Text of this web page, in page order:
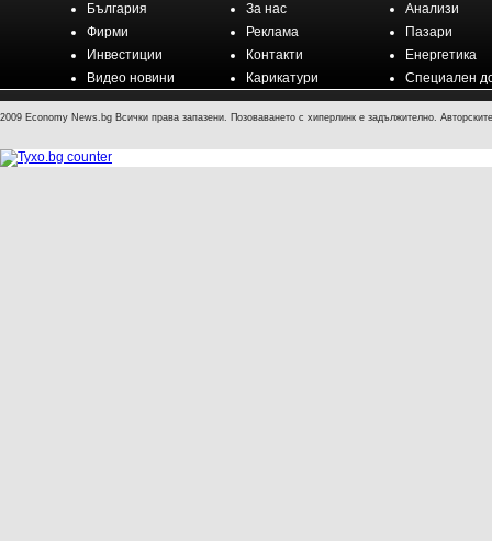
България
За нас
Анализи
Фирми
Реклама
Пазари
Инвестиции
Контакти
Енергетика
Видео новини
Карикатури Специален
2009 Economy News.bg Всички права запазени. Позоваването с хиперлинк е задължително.